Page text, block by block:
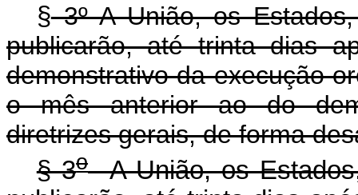
§3º A União, os
publicarão, até trinta dias
demonstrativo da execução
o mês anterior ao do
diretrizes gerais, de forma
§ 3oA União, os